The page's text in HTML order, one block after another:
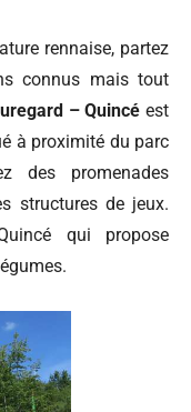
rennaise, partez
connus mais tout
– Quincé est
à proximité du parc
des promenades
structures de jeux.
qui propose